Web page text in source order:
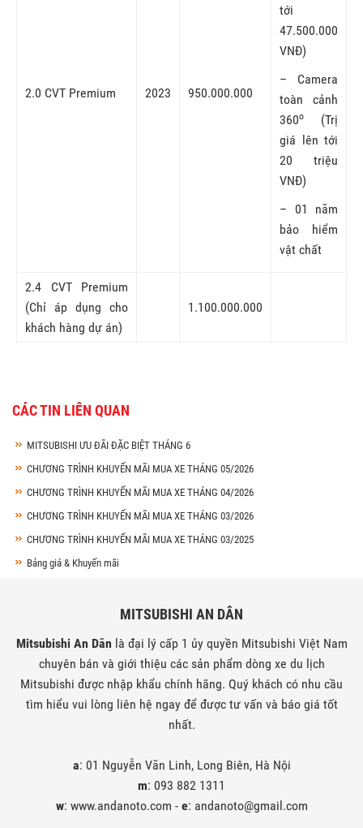
2.0 CVT Premium 2023 950.000.000
tới
47.500.000
VNĐ)
– Camera
toàn cảnh
360o
(Trị
giá lên tới
20 triệu
VNĐ)
– 01 năm
bảo hiểm
vật chất
2.4 CVT Premium
(Chỉ áp dụng cho
khách hàng dự án)
1.100.000.000
CÁC TIN LIÊN QUAN
MITSUBISHI ƯU ĐÃI ĐẶC BIỆT THÁNG 6
CHƯƠNG TRÌNH KHUYẾN MÃI MUA XE THÁNG 05/2026
CHƯƠNG TRÌNH KHUYẾN MÃI MUA XE THÁNG 04/2026
CHƯƠNG TRÌNH KHUYẾN MÃI MUA XE THÁNG 03/2026
CHƯƠNG TRÌNH KHUYẾN MÃI MUA XE THÁNG 03/2025
Bảng giá & Khuyến mãi
MITSUBISHI AN DÂN
Mitsubishi An Dân là đại lý cấp 1 ủy quyền Mitsubishi Việt Nam
chuyên bán và giới thiệu các sản phẩm dòng xe du lịch
Mitsubishi được nhập khẩu chính hãng. Quý khách có nhu cầu
tìm hiểu vui lòng liên hệ ngay để được tư vấn và báo giá tốt
nhất.
a: 01 Nguyễn Văn Linh, Long Biên, Hà Nội
m: 093 882 1311
w: www.andanoto.com - e: andanoto@gmail.com